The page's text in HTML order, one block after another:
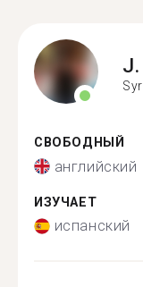
J.
СВОБОДНЫЙ
английский
ИЗУЧАЕТ
испанский